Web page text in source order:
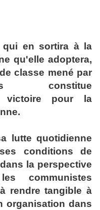
qui en sortira à la
qu'elle adoptera,
classe mené par
constitue
victoire pour la
lutte quotidienne
conditions de
la perspective
communistes
rendre tangible à
organisation dans